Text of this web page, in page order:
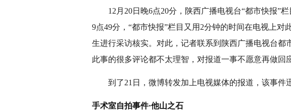
12月20日晚6点20分，陕西广播电视台“都市快报”栏
9点49分，“都市快报”栏目又用2分钟的时间在电视上
生进行采访核实。对此，记者联系到陕西广播电视台
此事的很多评论都不太理智，对报道一事不愿意再做回
到了21日，微博转发加上电视媒体的报道，该事件
手术室自拍事件·他山之石